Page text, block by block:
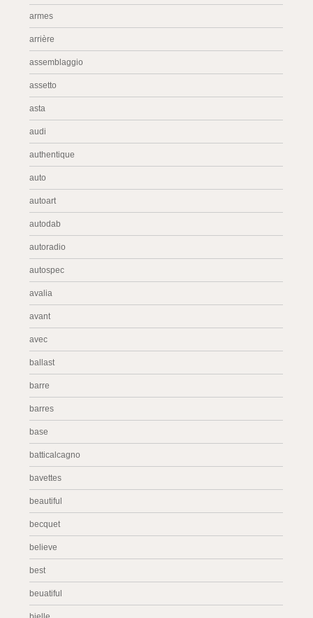
armes
arrière
assemblaggio
assetto
asta
audi
authentique
auto
autoart
autodab
autoradio
autospec
avalia
avant
avec
ballast
barre
barres
base
batticalcagno
bavettes
beautiful
becquet
believe
best
beuatiful